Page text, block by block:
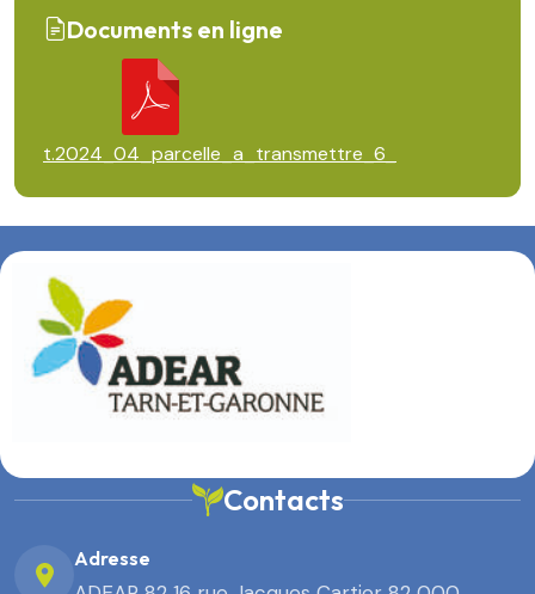
Documents en ligne
t.2024_04_parcelle_a_transmettre_6_
Contacts
Adresse